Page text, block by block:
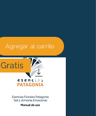
Agregar al carrito
Gratis